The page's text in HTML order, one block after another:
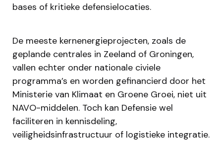
bases of kritieke defensielocaties.
De meeste kernenergieprojecten, zoals de
geplande centrales in Zeeland of Groningen,
vallen echter onder nationale civiele
programma’s en worden gefinancierd door het
Ministerie van Klimaat en Groene Groei, niet uit
NAVO-middelen. Toch kan Defensie wel
faciliteren in kennisdeling,
veiligheidsinfrastructuur of logistieke integratie.